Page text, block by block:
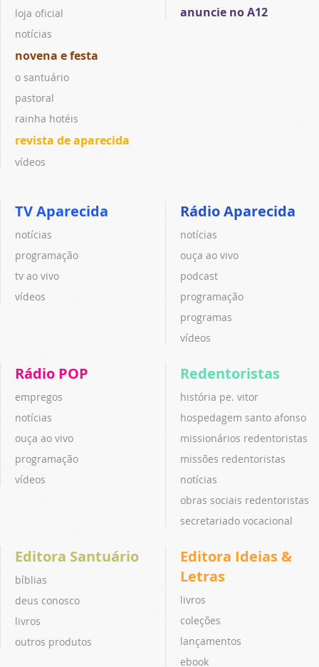
loja oficial
notícias
novena e festa
o santuário
pastoral
rainha hotéis
revista de aparecida
vídeos
anuncie no A12
TV Aparecida
notícias
programação
tv ao vivo
vídeos
Rádio Aparecida
notícias
ouça ao vivo
podcast
programação
programas
vídeos
Rádio POP
empregos
notícias
ouça ao vivo
programação
vídeos
Redentoristas
história pe. vitor
hospedagem santo afonso
missionários redentoristas
missões redentoristas
notícias
obras sociais redentoristas
secretariado vocacional
Editora Santuário
bíblias
deus conosco
livros
outros produtos
Editora Ideias &
Letras
livros
coleções
lançamentos
ebook